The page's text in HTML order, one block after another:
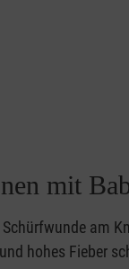
mit
am
hohes Fieber